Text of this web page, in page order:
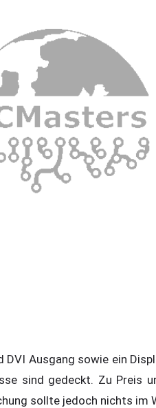
DVI Ausgang sowie ein
sind gedeckt. Zu Preis
sollte jedoch nichts im